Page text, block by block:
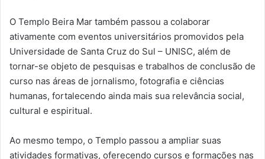
O Templo Beira Mar também passou a colaborar
ativamente com eventos universitários promovidos pela
Universidade de Santa Cruz do Sul – UNISC, além de
tornar-se objeto de pesquisas e trabalhos de conclusão de
curso nas áreas de jornalismo, fotografia e ciências
humanas, fortalecendo ainda mais sua relevância social,
cultural e espiritual.
Ao mesmo tempo, o Templo passou a ampliar suas
atividades formativas, oferecendo cursos e formações nas